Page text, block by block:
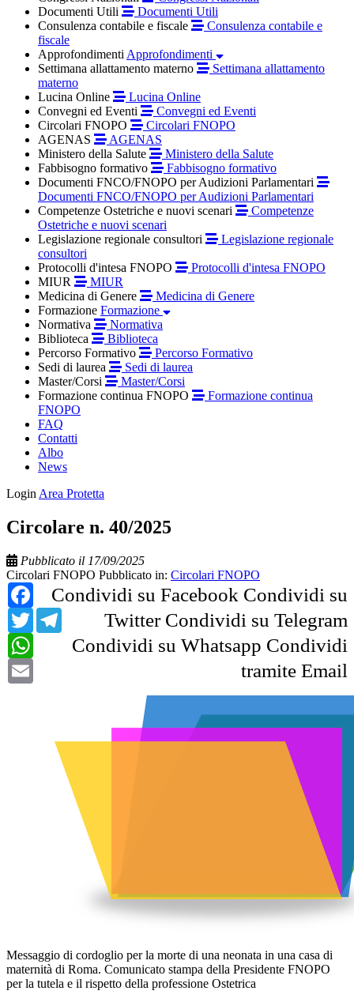
Documenti Utili
Documenti Utili
Consulenza contabile e fiscale
Consulenza contabile e
fiscale
Approfondimenti Approfondimenti
Settimana allattamento materno
Settimana allattamento
materno
Lucina Online
Lucina Online
Convegni ed Eventi
Convegni ed Eventi
Circolari FNOPO
Circolari FNOPO
AGENAS
AGENAS
Ministero della Salute
Ministero della Salute
Fabbisogno formativo
Fabbisogno formativo
Documenti FNCO/FNOPO per Audizioni Parlamentari
Documenti FNCO/FNOPO per Audizioni Parlamentari
Competenze Ostetriche e nuovi scenari
Competenze
Ostetriche e nuovi scenari
Legislazione regionale consultori
Legislazione regionale
consultori
Protocolli d'intesa FNOPO
Protocolli d'intesa FNOPO
MIUR
MIUR
Medicina di Genere
Medicina di Genere
Formazione Formazione
Normativa
Normativa
Biblioteca
Biblioteca
Percorso Formativo
Percorso Formativo
Sedi di laurea
Sedi di laurea
Master/Corsi
Master/Corsi
Formazione continua FNOPO
Formazione continua
FNOPO
FAQ
Contatti
Albo
News
Login Area Protetta
Circolare n. 40/2025
Pubblicato il 17/09/2025
Circolari FNOPO Pubblicato in: Circolari FNOPO
Condividi su Facebook
Facebook
Condividi su
Twitter
Twitter Condividi su Telegram
Telegram
Condividi su Whatsapp
WhatsApp
Condividi
tramite Email
Messaggio di cordoglio per la morte di una neonata in una casa di
maternità di Roma. Comunicato stampa della Presidente FNOPO
per la tutela e il rispetto della professione Ostetrica